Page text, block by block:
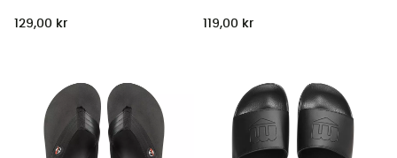
129,00 kr 119,00 kr